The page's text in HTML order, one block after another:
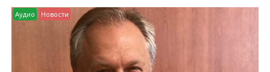
Аудио Новости